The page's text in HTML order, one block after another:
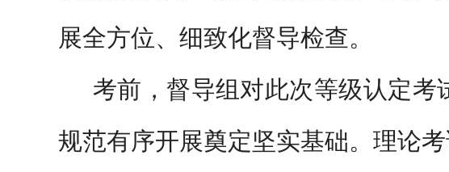
展全方位、细致化督导检查。
考前，督导组对此次等级认定
规范有序开展奠定坚实基础。理论